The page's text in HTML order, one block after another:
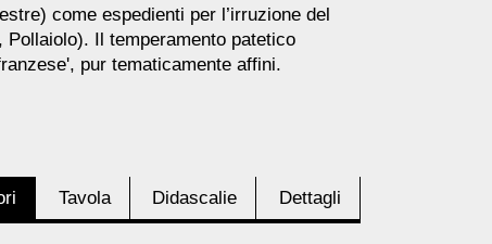
come espedienti per l’irruzione del
Il temperamento patetico
pur tematicamente affini.
Tavola Didascalie Dettagli